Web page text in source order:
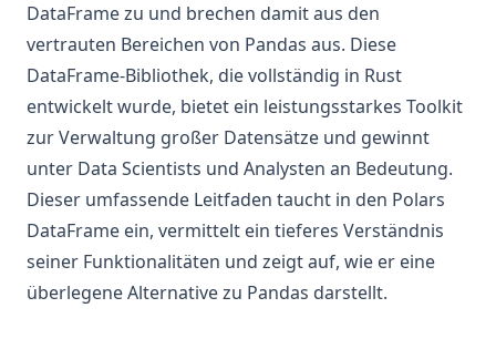
DataFrame zu und brechen damit aus den
vertrauten Bereichen von Pandas aus. Diese
DataFrame-Bibliothek, die vollständig in Rust
entwickelt wurde, bietet ein leistungsstarkes Toolkit
zur Verwaltung großer Datensätze und gewinnt
unter Data Scientists und Analysten an Bedeutung.
Dieser umfassende Leitfaden taucht in den Polars
DataFrame ein, vermittelt ein tieferes Verständnis
seiner Funktionalitäten und zeigt auf, wie er eine
überlegene Alternative zu Pandas darstellt.